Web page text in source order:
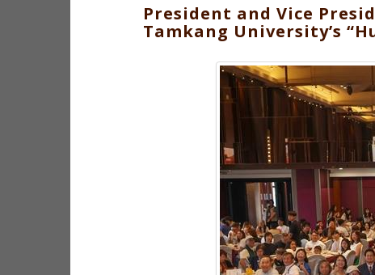
President and Vice
Tamkang University’s